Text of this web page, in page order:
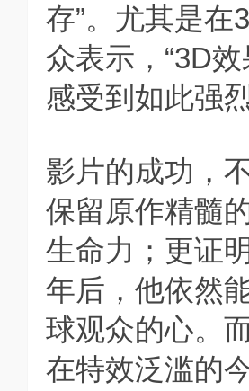
存”。尤其是
众表示，“3D
感受到如此强
影片的成功，
保留原作精髓
生命力；更证
年后，他依然
球观众的心。
在特效泛滥的